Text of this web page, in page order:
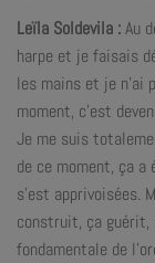
Leïla Soldevila :Au
harpe et je faisais
les mains et je n’ai
moment, c’est
Je me suis
de ce moment, ça a
s’est apprivoisées.
construit, ça guérit,
fondamentale de